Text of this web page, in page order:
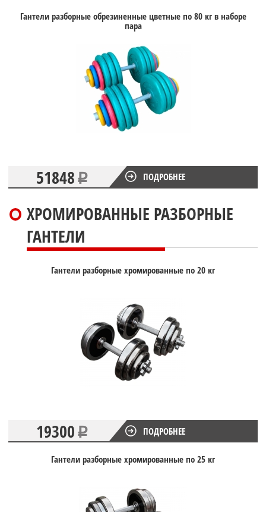
Гантели разборные обрезиненные цветные по 80 кг в наборе
пара
51848 ПОДРОБНЕЕ
ХРОМИРОВАННЫЕ РАЗБОРНЫЕ
ГАНТЕЛИ
Гантели разборные хромированные по 20 кг
19300 ПОДРОБНЕЕ
Гантели разборные хромированные по 25 кг